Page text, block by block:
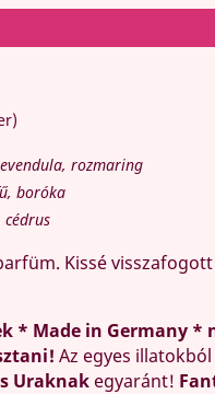
rozmaring
boróka
Kissé
* Made in Germany *
Az egyes
Uraknak egyaránt!